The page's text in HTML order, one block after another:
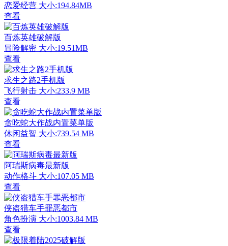
恋爱经营 大小:194.84MB
查看
百炼英雄破解版
冒险解密 大小:19.51MB
查看
求生之路2手机版
飞行射击 大小:233.9 MB
查看
贪吃蛇大作战内置菜单版
休闲益智 大小:739.54 MB
查看
阿瑞斯病毒最新版
动作格斗 大小:107.05 MB
查看
侠盗猎车手罪恶都市
角色扮演 大小:1003.84 MB
查看